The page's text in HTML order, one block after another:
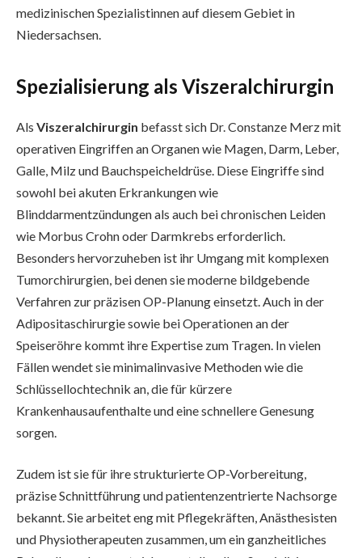
medizinischen Spezialistinnen auf diesem Gebiet in
Niedersachsen.
Spezialisierung als Viszeralchirurgin
Als Viszeralchirurgin befasst sich Dr. Constanze Merz mit
operativen Eingriffen an Organen wie Magen, Darm, Leber,
Galle, Milz und Bauchspeicheldrüse. Diese Eingriffe sind
sowohl bei akuten Erkrankungen wie
Blinddarmentzündungen als auch bei chronischen Leiden
wie Morbus Crohn oder Darmkrebs erforderlich.
Besonders hervorzuheben ist ihr Umgang mit komplexen
Tumorchirurgien, bei denen sie moderne bildgebende
Verfahren zur präzisen OP-Planung einsetzt. Auch in der
Adipositaschirurgie sowie bei Operationen an der
Speiseröhre kommt ihre Expertise zum Tragen. In vielen
Fällen wendet sie minimalinvasive Methoden wie die
Schlüssellochtechnik an, die für kürzere
Krankenhausaufenthalte und eine schnellere Genesung
sorgen.
Zudem ist sie für ihre strukturierte OP-Vorbereitung,
präzise Schnittführung und patientenzentrierte Nachsorge
bekannt. Sie arbeitet eng mit Pflegekräften, Anästhesisten
und Physiotherapeuten zusammen, um ein ganzheitliches